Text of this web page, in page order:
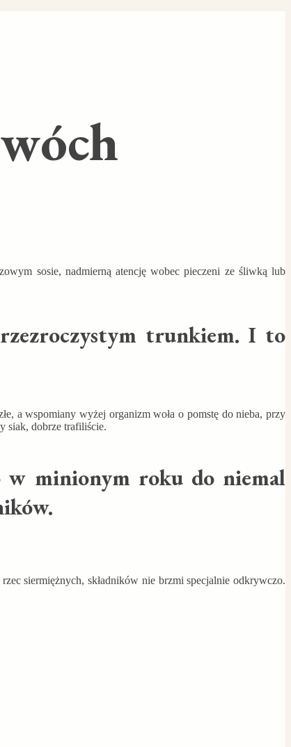
sosie, nadmierną atencję wobec pieczeni ze śliwką lub
trunkiem. I to
a wspomiany wyżej organizm woła o pomstę do nieba, przy
siak, dobrze trafiliście.
w minionym roku do niemal
siermiężnych, składników nie brzmi specjalnie odkrywczo.